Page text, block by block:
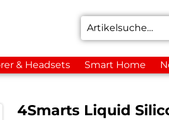
& Headsets Smart Home
4Smarts Liquid